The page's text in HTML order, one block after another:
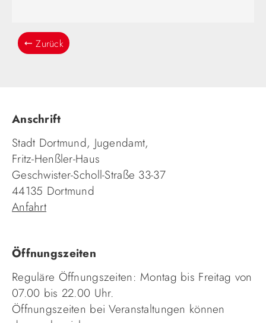
Zurück
Anschrift
Stadt Dortmund, Jugendamt,
Fritz-Henßler-Haus
Geschwister-Scholl-Straße 33-37
44135 Dortmund
Anfahrt
Öffnungszeiten
Reguläre Öffnungszeiten: Montag bis Freitag von
07.00 bis 22.00 Uhr.
Öffnungszeiten bei Veranstaltungen können